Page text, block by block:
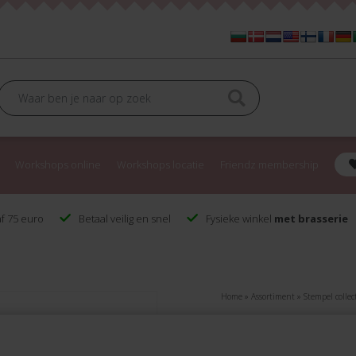
75 euro Betaal veilig en snel Fysieke winkel met brasserie
Home »Assortiment »Stempel